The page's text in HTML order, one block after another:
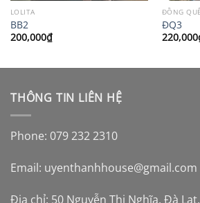
LOLITA
BB2
200,000₫
ĐỒNG QUÊ
ĐQ3
220,000
THÔNG TIN LIÊN HỆ
Phone: 079 232 2310
Email: uyenthanhhouse@gmail.com
Địa chỉ: 50 Nguyễn Thị Nghĩa, Đà